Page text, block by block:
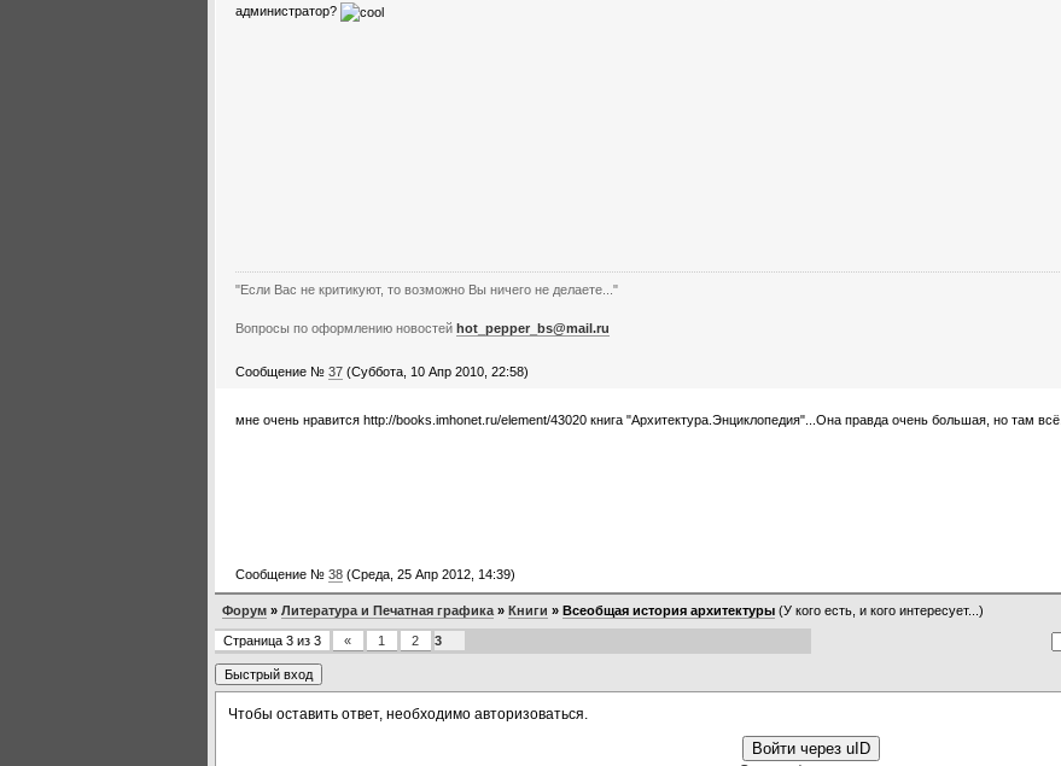
администратор?
"Если Вас не критикуют, то возможно Вы ничего не делаете..."
Вопросы по оформлению новостей hot_pepper_bs@mail.ru
Сообщение № 37 (Суббота, 10 Апр 2010, 22:58)
мне очень нравится http://books.imhonet.ru/element/43020 книга "Архитектура.Энциклопедия"...Она правда очень большая, но там всё.
Сообщение № 38 (Среда, 25 Апр 2012, 14:39)
Форум » Литература и Печатная графика » Книги » Всеобщая история архитектуры (У кого есть, и кого интересует...)
Страница 3 из 3 « 1 2 3
Чтобы оставить ответ, необходимо авторизоваться.
Войти через uID